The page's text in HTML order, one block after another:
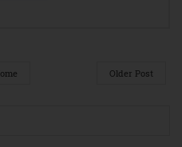
Older Post